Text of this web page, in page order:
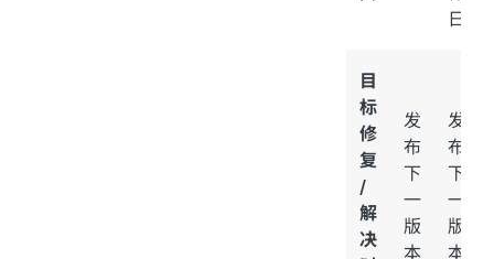
日
目
标
修
复
/
解
决
发
布
下
一
版
本
发
布
下
一
版
本